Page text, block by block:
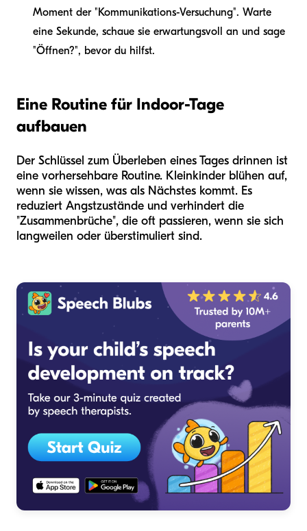
Moment der "Kommunikations-Versuchung". Warte
eine Sekunde, schaue sie erwartungsvoll an und sage
"Öffnen?", bevor du hilfst.
Eine Routine für Indoor-Tage
aufbauen
Der Schlüssel zum Überleben eines Tages drinnen ist
eine vorhersehbare Routine. Kleinkinder blühen auf,
wenn sie wissen, was als Nächstes kommt. Es
reduziert Angstzustände und verhindert die
"Zusammenbrüche", die oft passieren, wenn sie sich
langweilen oder überstimuliert sind.